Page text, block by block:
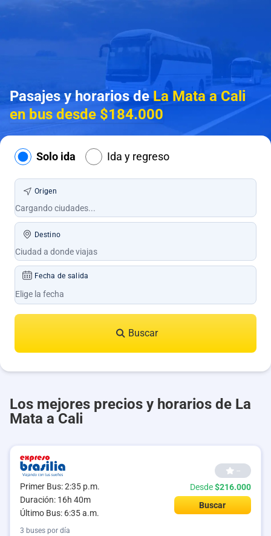
Pasajes y horarios deLa Mata a Cali
en bus desde $184.000
Solo ida Ida y regreso
Origen
Destino
Fecha de salida
Buscar
Los mejores precios y horarios de La
Mata a Cali
Primer Bus: 2:35 p.m.
Duración: 16h 40m
Último Bus: 6:35 a.m.
--
Desde$216.000
Buscar
3 buses por día